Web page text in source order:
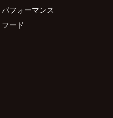
パフォーマンス
フード